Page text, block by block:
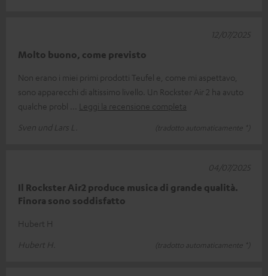
Molto buono, come previsto
Non erano i miei primi prodotti Teufel e, come mi aspettavo,
sono apparecchi di altissimo livello. Un Rockster Air 2 ha avuto
qualche probl
Leggi la recensione completa
Sven und Lars L.
(tradotto automaticamente *)
12/07/2025
Il Rockster Air2 produce musica di grande qualità.
Finora sono soddisfatto
Hubert H
Hubert H.
(tradotto automaticamente *)
04/07/2025